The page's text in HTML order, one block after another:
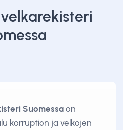
Suomessa on
korruption ja velkojen